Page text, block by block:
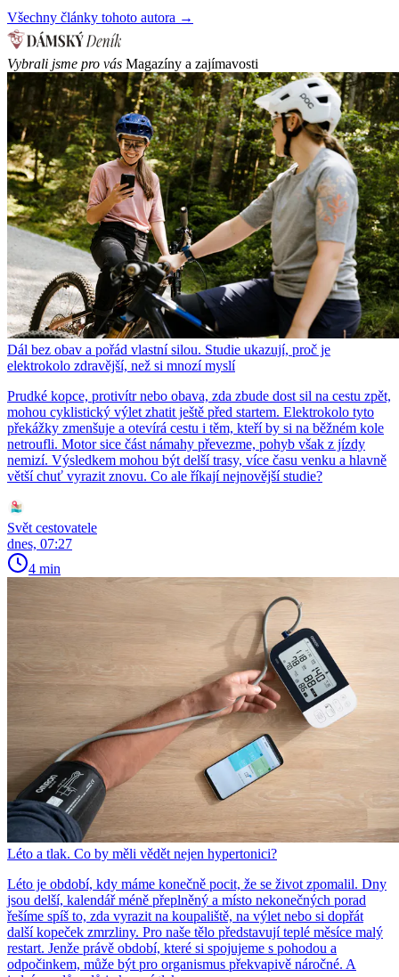
Všechny články tohoto autora →
Vybrali jsme pro vás Magazíny a zajímavosti
Dál bez obav a pořád vlastní silou. Studie ukazují, proč je
elektrokolo zdravější, než si mnozí myslí
Prudké kopce, protivítr nebo obava, zda zbude dost sil na cestu zpět,
mohou cyklistický výlet zhatit ještě před startem. Elektrokolo tyto
překážky zmenšuje a otevírá cestu i těm, kteří by si na běžném kole
netroufli. Motor sice část námahy převezme, pohyb však z jízdy
nemizí. Výsledkem mohou být delší trasy, více času venku a hlavně
větší chuť vyrazit znovu. Co ale říkají nejnovější studie?
Svět cestovatele
dnes, 07:27
4 min
Léto a tlak. Co by měli vědět nejen hypertonici?
Léto je období, kdy máme konečně pocit, že se život zpomalil. Dny
jsou delší, kalendář méně přeplněný a místo nekonečných porad
řešíme spíš to, zda vyrazit na koupaliště, na výlet nebo si dopřát
další kopeček zmrzliny. Pro naše tělo představují teplé měsíce malý
restart. Jenže právě období, které si spojujeme s pohodou a
odpočinkem, může být pro organismus překvapivě náročné. A